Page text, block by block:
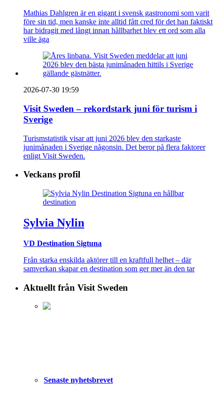
Mathias Dahlgren är en gigant i svensk gastronomi som varit
före sin tid, men kanske inte alltid fått cred för det han faktiskt
har bidragit med långt innan hållbarhet blev ett ord som alla
ville äga
2026-07-30 19:59
Visit Sweden – rekordstark juni för turism i
Sverige
Turismstatistik visar att juni 2026 blev den starkaste
junimånaden i Sverige någonsin. Det beror på flera faktorer
enligt Visit Sweden.
Veckans profil
Sylvia Nylin
VD Destination Sigtuna
Från starka enskilda aktörer till en kraftfull helhet – där
samverkan skapar en destination som ger mer än den tar
Aktuellt från Visit Sweden
Senaste nyhetsbrevet